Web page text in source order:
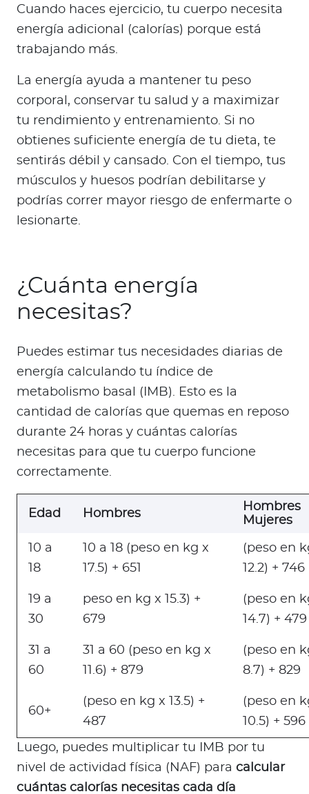
Cuando haces ejercicio, tu cuerpo necesita
energía adicional (calorías) porque está
trabajando más.
La energía ayuda a mantener tu peso
corporal, conservar tu salud y a maximizar
tu rendimiento y entrenamiento. Si no
obtienes suficiente energía de tu dieta, te
sentirás débil y cansado. Con el tiempo, tus
músculos y huesos podrían debilitarse y
podrías correr mayor riesgo de enfermarte o
lesionarte.
¿Cuánta energía
necesitas?
Puedes estimar tus necesidades diarias de
energía calculando tu índice de
metabolismo basal (IMB). Esto es la
cantidad de calorías que quemas en reposo
durante 24 horas y cuántas calorías
necesitas para que tu cuerpo funcione
correctamente.
Edad Hombres
Hombres
Mujeres
10 a
18
10 a 18 (peso en kg x
17.5) + 651
(peso en
12.2) + 746
19 a
30
peso en kg x 15.3) +
679
(peso en
14.7) + 479
31 a
60
31 a 60 (peso en kg x
11.6) + 879
(peso en
8.7) + 829
60+
(peso en kg x 13.5) +
487
(peso en
10.5) + 596
Luego, puedes multiplicar tu IMB por tu
nivel de actividad física (NAF) para calcular
cuántas calorías necesitas cada día